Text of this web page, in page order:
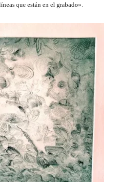
que están en el grabado».